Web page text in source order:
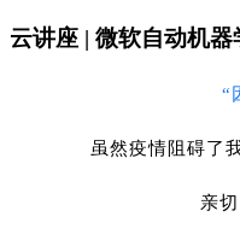
云讲座 | 微软自动机
“
虽然疫情阻碍了
亲